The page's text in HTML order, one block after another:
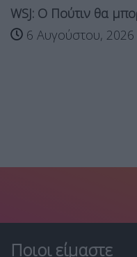
WSJ: Ο Πούτιν θα
6 Αυγούστου, 2026
Ποιοι είμαστε